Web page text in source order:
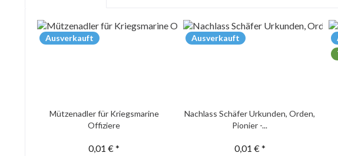
Ausverkauft
Mützenadler für Kriegsmarine
Offiziere
0,01 € *
Ausverkauft
Nachlass Schäfer Urkunden, Orden,
Pionier -...
0,01 € *